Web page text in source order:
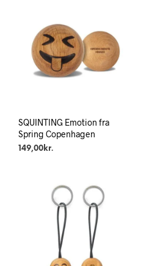
SQUINTING Emotion fra
Spring Copenhagen
149,00 kr.